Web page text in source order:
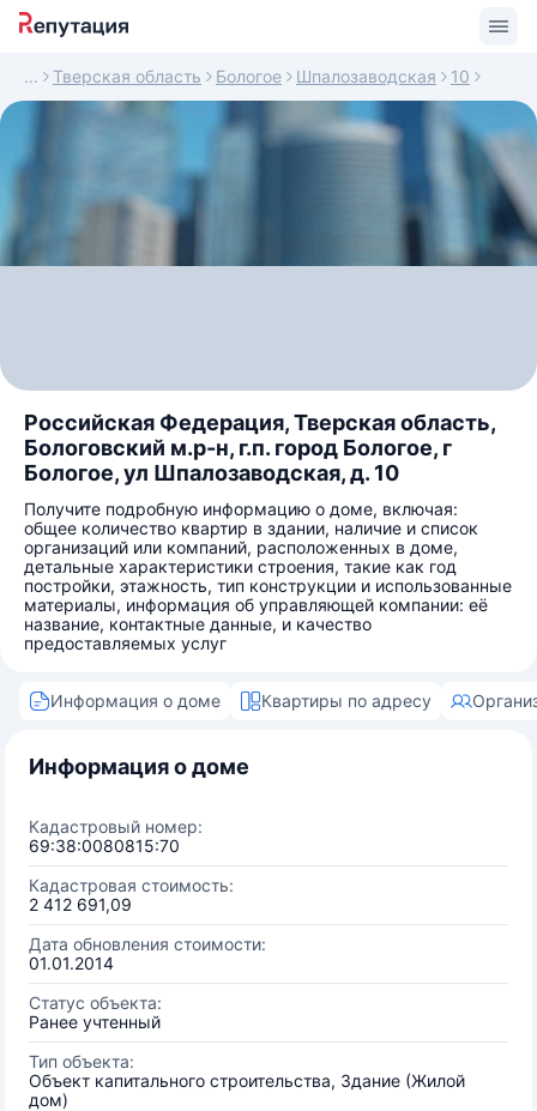
Тверская область Бологое Шпалозаводская 10
Российская Федерация, Тверская область,
Бологовский м.р-н, г.п. город Бологое, г
Бологое, ул Шпалозаводская, д. 10
Получите подробную информацию о доме, включая:
общее количество квартир в здании, наличие и список
организаций или компаний, расположенных в доме,
детальные характеристики строения, такие как год
постройки, этажность, тип конструкции и использованные
материалы, информация об управляющей компании: её
название, контактные данные, и качество
предоставляемых услуг
Информация о доме Квартиры по адресу
Информация о доме
Кадастровый номер:
69:38:0080815:70
Кадастровая стоимость:
2 412 691,09
Дата обновления стоимости:
01.01.2014
Статус объекта:
Ранее учтенный
Тип объекта:
Объект капитального строительства, Здание (Жилой
дом)